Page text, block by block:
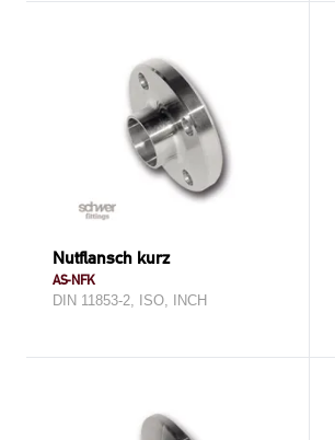
Nutflansch kurz
AS-NFK
DIN 11853-2, ISO, INCH